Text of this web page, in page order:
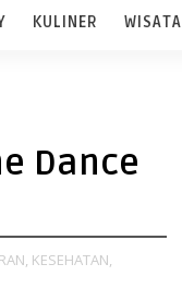
KULINER WISATA
Dance
KESEHATAN,